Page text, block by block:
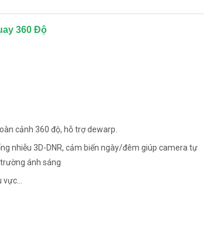
360 Độ
cảnh 360 độ, hỗ trợ dewarp.
nhiễu 3D-DNR, cảm biến ngày/đêm giúp camera tự
ánh sáng